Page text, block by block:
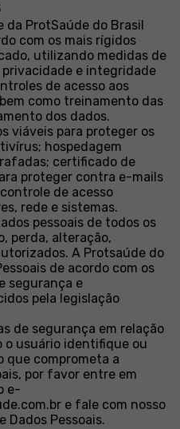
da ProtSaúde do Brasil
com os mais rígidos
utilizando medidas de
e integridade
de acesso aos
como treinamento das
dos dados.
viáveis para proteger os
hospedagem
certificado de
proteger contra e-mails
de acesso
rede e sistemas.
pessoais de todos os
perda, alteração,
A Protsaúde do
de acordo com os
segurança e
pela legislação
de segurança em relação
o usuário identifique ou
que comprometa a
por favor entre em
e-
e fale com nosso
Dados Pessoais.